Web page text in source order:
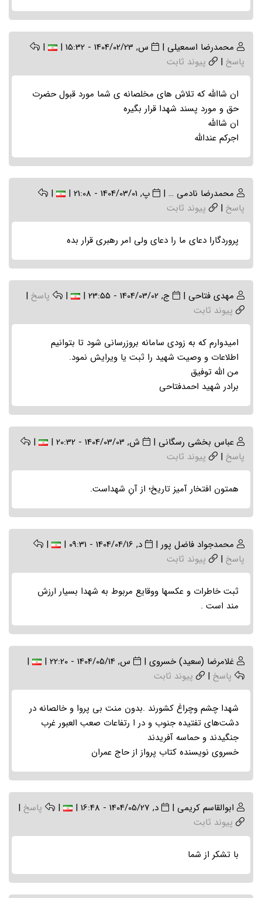
محمدرضا اسمعیلی | س, 1404/02/23 - 15:32 |
|
پاسخ | پیوند ثابت
ان شاالله که تلاش های مخلصانه ی شما مورد قبول حضرت
حق و مورد پسند شهدا قرار بگیره
ان شاالله
اجرکم عندالله
محمدرضا نادمی … | پ, 1404/03/01 - 21:08 |
|
پاسخ | پیوند ثابت
پروردگارا دعای ما را دعای ولی امر رهبری قرار بده
مهدی فتاحی | ج, 1404/03/02 - 23:55 |
| پاسخ |
پیوند ثابت
امیدوارم که به زودی سامانه بروزرسانی شود تا بتوانیم
اطلاعات و وصیت شهید را ثبت یا ویرایش نمود.
من الله توفیق
برادر شهید احمدفتاحی
عباس بخشی رسگانی | ش, 1404/03/03 - 20:32 |
|
پاسخ | پیوند ثابت
همتون افتخار آمیز تاریخ؛ از آنِ شهداست.
محمدجواد فاضل پور | د, 1404/04/16 - 09:31 |
|
پاسخ | پیوند ثابت
ثبت خاطرات و عکسها ووقایع مربوط به شهدا بسیار ارزش
مند است .
غلامرضا (سعید) خسروی | س, 1404/05/14 - 22:20 |
|
پاسخ | پیوند ثابت
شهدا چشم و‌چراغ کشورند .بدون منت بی پروا و خالصانه در
دشت‌های تفتیده جنوب و در ا رتفاعات صعب العبور غرب
جنگیدند و حماسه آفریدند
خسروی نویسنده کتاب پرواز از حاج عمران
ابوالقاسم کریمی | د, 1404/05/27 - 16:48 |
| پاسخ |
پیوند ثابت
با تشکر از شما